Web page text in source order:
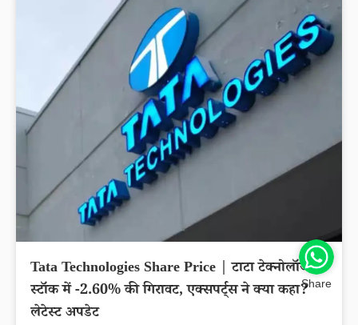
Tata Technologies Share Price | टाटा टेक्नोलॉजीज
स्टॉक में -2.60% की गिरावट, एक्सपर्ट्स ने क्या कहा?
लेटेस्ट अपडेट
Share